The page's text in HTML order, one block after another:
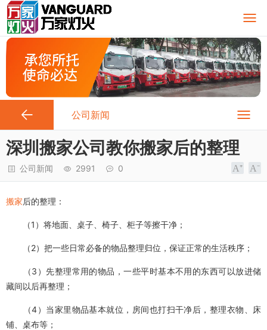
公司新闻
深圳搬家公司教你​搬家后的整理
公司新闻 2991 0
搬家后的整理：
（1）将地面、桌子、椅子、柜子等擦干净；
（2）把一些日常必备的物品整理归位，保证正常的生活秩序；
（3）先整理常用的物品，一些平时基本不用的东西可以放进储
藏间以后再整理；
（4）当家里物品基本就位，房间也打扫干净后，整理衣物、床
铺、桌布等；